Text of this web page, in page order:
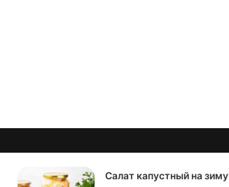
Салат капустный на зиму